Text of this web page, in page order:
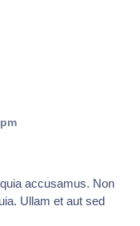
accusamus. Non
Ullam et aut sed